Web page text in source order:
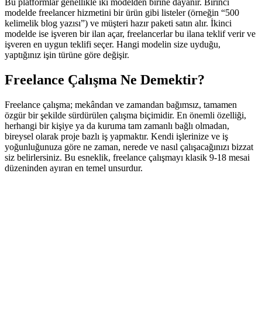
modelde freelancer hizmetini bir ürün gibi listeler (örneğin “500
kelimelik blog yazısı”) ve müşteri hazır paketi satın alır. İkinci
modelde ise işveren bir ilan açar, freelancerlar bu ilana teklif verir ve
işveren en uygun teklifi seçer. Hangi modelin size uyduğu,
yaptığınız işin türüne göre değişir.
Freelance Çalışma Ne Demektir?
Freelance çalışma; mekândan ve zamandan bağımsız, tamamen
özgür bir şekilde sürdürülen çalışma biçimidir. En önemli özelliği,
herhangi bir kişiye ya da kuruma tam zamanlı bağlı olmadan,
bireysel olarak proje bazlı iş yapmaktır. Kendi işlerinize ve iş
yoğunluğunuza göre ne zaman, nerede ve nasıl çalışacağınızı bizzat
siz belirlersiniz. Bu esneklik, freelance çalışmayı klasik 9-18 mesai
düzeninden ayıran en temel unsurdur.